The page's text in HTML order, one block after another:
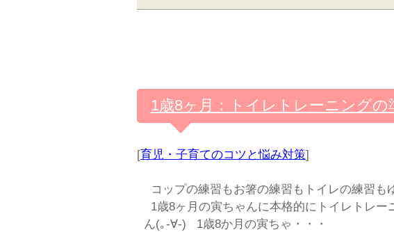
1歳8ヶ月：トイレトレーニングの
[育児・子育てのコツと悩み対策]
コップの練習もお箸の練習もトイレの練習も
1歳8ヶ月の寅ちゃんに本格的にトイレトレ
ん(｡-∀-) 1歳8か月の寅ちゃ・・・